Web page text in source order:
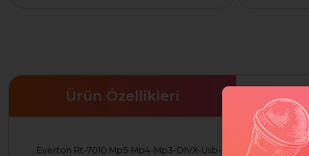
Ürün Özellikleri
Everton Rt-7010 Mp5-Mp4-Mp3-DIVX-Usb-SD Cart Bluetooth